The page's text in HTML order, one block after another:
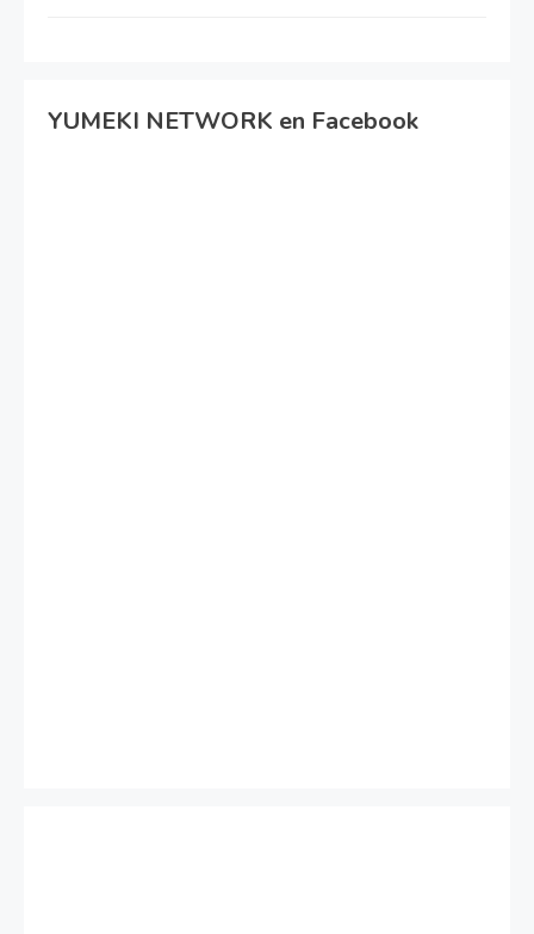
YUMEKI NETWORK en Facebook